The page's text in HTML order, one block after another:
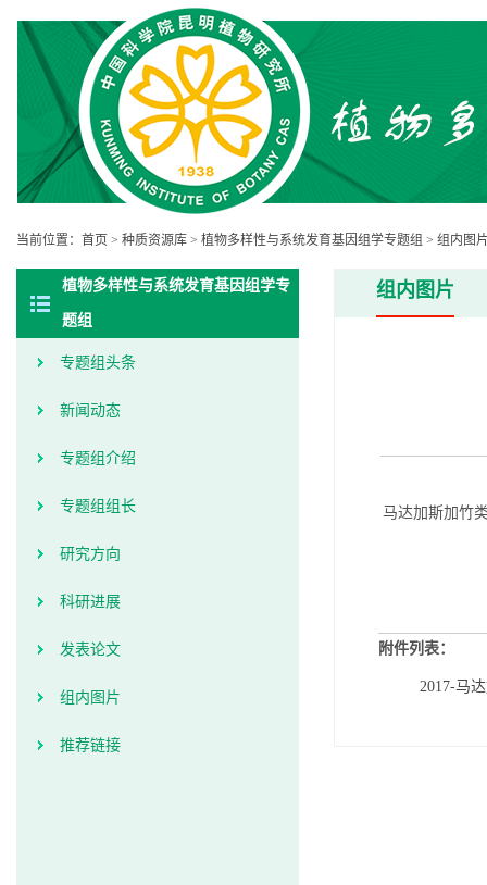
当前位置： 首页 > 种质资源库 > 植物多样性与系统发育基因组学专题组 > 组内图
植物多样性与系统发育基因组学专
题组
专题组头条
新闻动态
专题组介绍
专题组组长
研究方向
科研进展
发表论文
组内图片
推荐链接
组内图片
马达加斯加竹
附件列表：
2017-马